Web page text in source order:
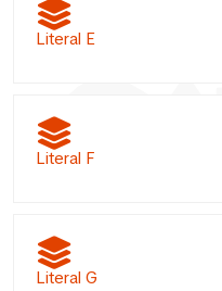
Literal E
Literal F
Literal G